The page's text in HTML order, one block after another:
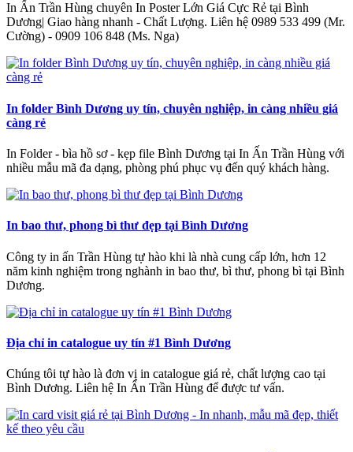
In Ấn Trần Hùng chuyên In Poster Lớn Giá Cực Rẻ tại Bình
Dương| Giao hàng nhanh - Chất Lượng‎. Liên hệ 0989 533 499 (Mr.
Cường) - 0909 106 848 (Ms. Nga)
In folder Bình Dương uy tín, chuyên nghiệp, in càng nhiều giá
càng rẻ
In Folder - bìa hồ sơ - kẹp file Bình Dương tại In Ấn Trần Hùng với
nhiều mẫu mã đa dạng, phòng phú phục vụ đến quý khách hàng.
In bao thư, phong bì thư đẹp tại Bình Dương
Công ty in ấn Trần Hùng tự hào khi là nhà cung cấp lớn, hơn 12
năm kinh nghiệm trong nghành in bao thư, bì thư, phong bì tại Bình
Dương.
Địa chỉ in catalogue uy tín #1 Bình Dương
Chúng tôi tự hào là đơn vị in catalogue giá rẻ, chất lượng cao tại
Bình Dương. Liên hệ In Ấn Trần Hùng để được tư vấn.